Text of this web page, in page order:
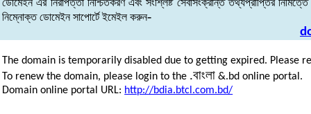
ডোমেইন এর নিরাপত্তা নিশ্চিতকরণ এবং সংশ্লিষ্ট সেবাসংক্রান্ত তথ্যপ্রাপ্তির নিমিত্তে
নিম্নোক্ত ডোমেইন সাপোর্টে ইমেইল করুন-
The domain is temporarily disabled due to getting expired. Please
To renew the domain, please login to the .বাংলা &.bd online portal.
Domain online portal URL: http://bdia.btcl.com.bd/